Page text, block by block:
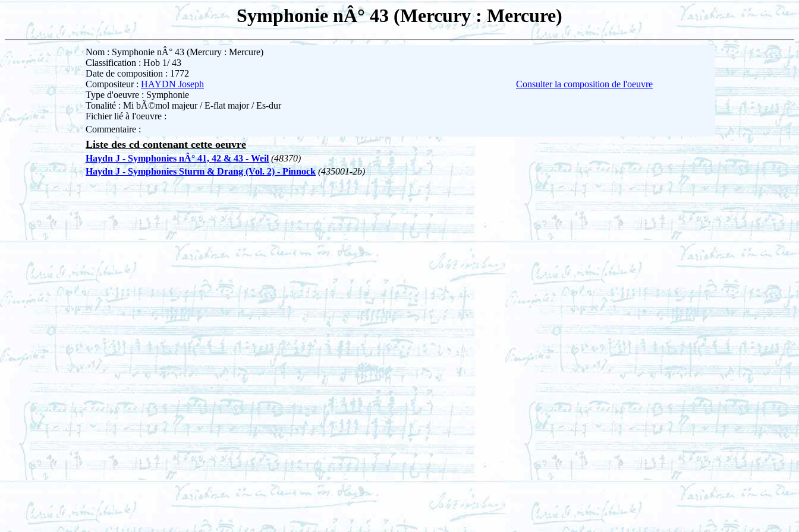
Symphonie nÂ° 43 (Mercury : Mercure)
Nom : Symphonie nÂ° 43 (Mercury : Mercure)
Classification : Hob 1/ 43
Date de composition : 1772
Compositeur : HAYDN Joseph
Type d'oeuvre : Symphonie
Tonalité : Mi bÃ©mol majeur / E-flat major / Es-dur
Fichier lié à l'oeuvre :
Consulter la composition de l'oeuvre
Commentaire :
Liste des cd contenant cette oeuvre
Haydn J - Symphonies nÂ° 41, 42 & 43 - Weil (48370)
Haydn J - Symphonies Sturm & Drang (Vol. 2) - Pinnock (435001-2b)